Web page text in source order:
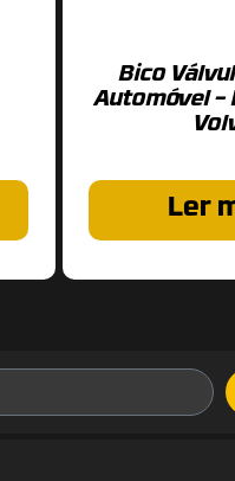
Bico
Automóvel –
Ler